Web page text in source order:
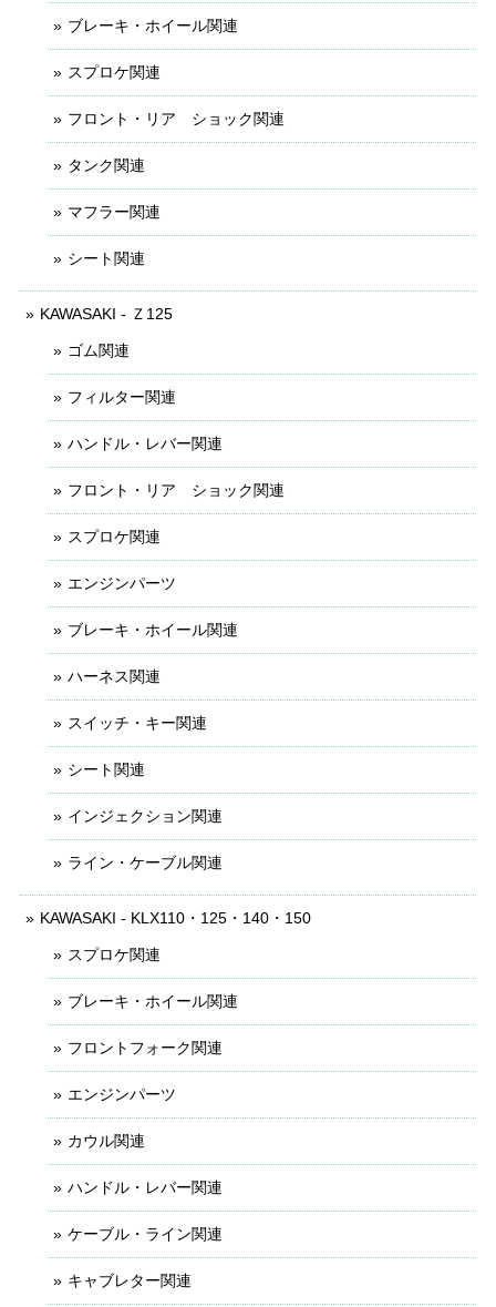
ブレーキ・ホイール関連
スプロケ関連
フロント・リア ショック関連
タンク関連
マフラー関連
シート関連
KAWASAKI - Ｚ125
ゴム関連
フィルター関連
ハンドル・レバー関連
フロント・リア ショック関連
スプロケ関連
エンジンパーツ
ブレーキ・ホイール関連
ハーネス関連
スイッチ・キー関連
シート関連
インジェクション関連
ライン・ケーブル関連
KAWASAKI - KLX110・125・140・150
スプロケ関連
ブレーキ・ホイール関連
フロントフォーク関連
エンジンパーツ
カウル関連
ハンドル・レバー関連
ケーブル・ライン関連
キャブレター関連